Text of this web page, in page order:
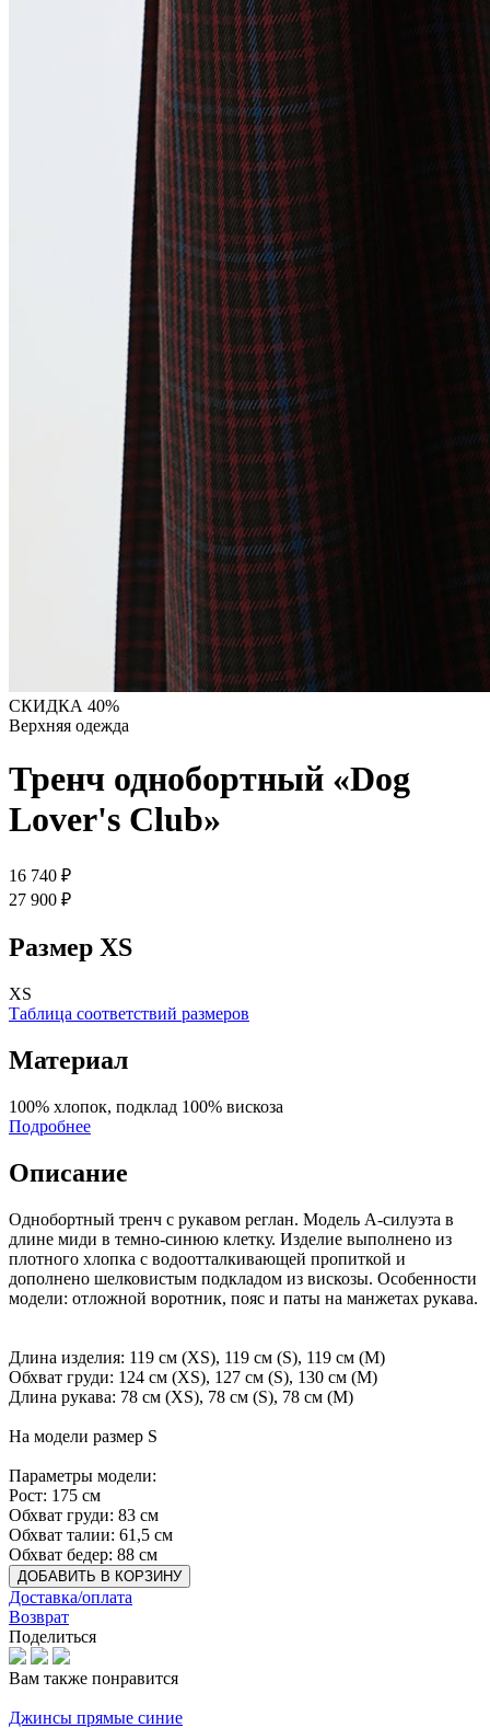
СКИДКА 40%
Верхняя одежда
Тренч однобортный «Dog
Lover's Club»
16 740 ₽
27 900 ₽
Размер XS
XS
Таблица соответствий размеров
Материал
100% хлопок, подклад 100% вискоза
Подробнее
Описание
Однобортный тренч с рукавом реглан. Модель А-силуэта в
длине миди в темно-синюю клетку. Изделие выполнено из
плотного хлопка с водоотталкивающей пропиткой и
дополнено шелковистым подкладом из вискозы. Особенности
модели: отложной воротник, пояс и паты на манжетах рукава.
Длина изделия: 119 см (XS), 119 см (S), 119 см (M)
Обхват груди: 124 см (XS), 127 см (S), 130 см (M)
Длина рукава: 78 см (XS), 78 см (S), 78 см (M)
На модели размер S
Параметры модели:
Рост: 175 см
Обхват груди: 83 см
Обхват талии: 61,5 см
Обхват бедер: 88 см
ДОБАВИТЬ В КОРЗИНУ
Доставка/оплата
Возврат
Поделиться
Вам также понравится
Джинсы прямые синие